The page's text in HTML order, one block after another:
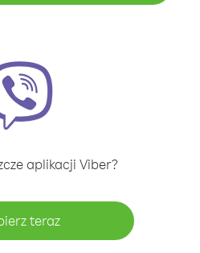
aplikacji Viber?
teraz